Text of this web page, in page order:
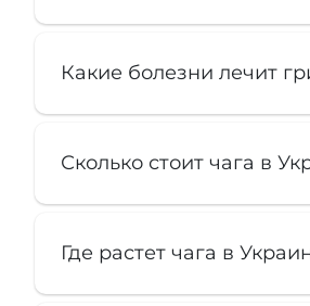
Какие болезни лечит
Сколько стоит чага в
Где растет чага в